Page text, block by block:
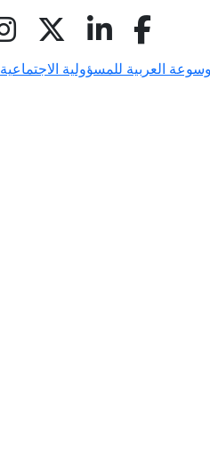
العربية للمسؤولية الاجتماعية